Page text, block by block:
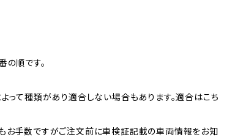
順です。
って種類があり適合しない場合もあります。適合はこち
お手数ですがご注文前に車検証記載の車両情報をお知